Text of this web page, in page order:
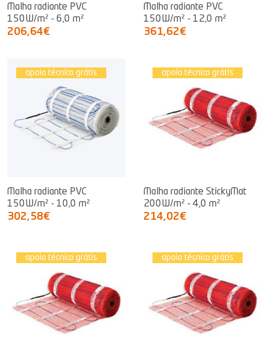
Malha radiante PVC
150W/m² - 6,0 m²
206,64€
Malha radiante PVC
150W/m² - 12,0 m²
361,62€
apoio técnico grátis
Malha radiante PVC
150W/m² - 10,0 m²
302,58€
apoio técnico grátis
Malha radiante StickyMat
200W/m² - 4,0 m²
214,02€
apoio técnico grátis apoio técnico grátis